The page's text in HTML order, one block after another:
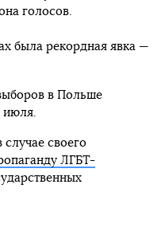
голосов.
была рекордная явка —
в Польше
июля.
случае своего
ЛГБТ-